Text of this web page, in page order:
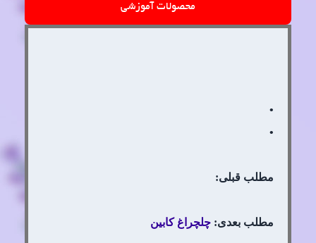
محصولات آموزشی
•
•
مطلب قبلی:
مطلب بعدی: چلچراغ کابین